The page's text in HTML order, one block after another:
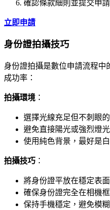
確認條款細則並提交申請
立即申請
身份證拍攝技巧
身份證拍攝是數位申請流程中
成功率：
拍攝環境 ：
選擇光線充足但不刺眼
避免直接陽光或強烈燈
使用純色背景，最好是
拍攝技巧 ：
將身份證平放在穩定表
確保身份證完全在相機
保持手機穩定，避免模糊